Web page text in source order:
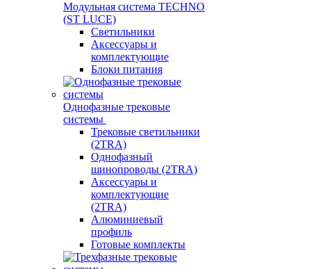
Модульная система TECHNO
(ST LUCE)
Светильники
Аксессуары и
комплектующие
Блоки питания
Однофазные трековые
системы
Трековые светильники
(2TRA)
Однофазный
шинопроводы (2TRA)
Аксессуары и
комплектующие
(2TRA)
Алюминиевый
профиль
Готовые комплекты